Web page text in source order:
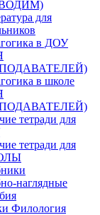
для
в ДОУ
в школе
тетради для
тетради для
наглядные
Филология